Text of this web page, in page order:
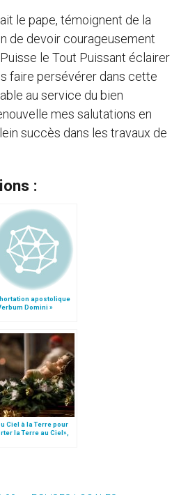
le pape, témoignent de la
de devoir courageusement
le Tout Puissant éclairer
faire persévérer dans cette
au service du bien
mes salutations en
succès dans les travaux de
:
apostolique
Domini »
Ciel à la Terre pour
la Terre au Ciel»,